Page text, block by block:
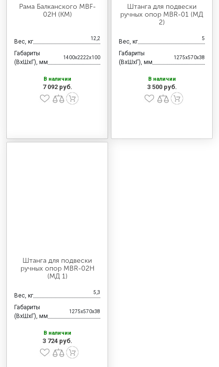
Рама Балканского MBF-
02Н (КМ)
Вес, кг 12,2
Габариты
(ВхШхГ), мм
1400x2222x100
В наличии
7 092 руб.
Штанга для подвески
ручных опор MBR-01 (МД
2)
Вес, кг 5
Габариты
(ВхШхГ), мм
1275x570x38
В наличии
3 500 руб.
Штанга для подвески
ручных опор MBR-02Н
(МД 1)
Вес, кг 5,3
Габариты
(ВхШхГ), мм
1275x570x38
В наличии
3 724 руб.